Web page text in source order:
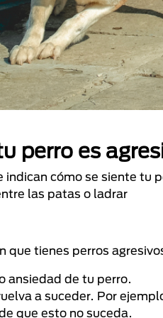
perro es
indican cómo se siente tu
las patas o ladrar
que tienes perros
ansiedad de tu perro.
a suceder. Por
que esto no suceda.